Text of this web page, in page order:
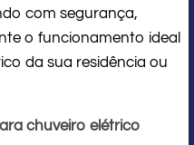
com segurança,
o funcionamento ideal
da sua residência ou
chuveiro elétrico